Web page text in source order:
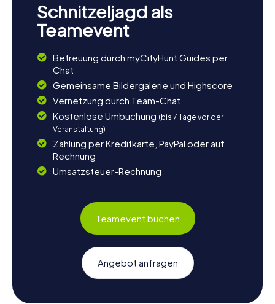
Schnitzeljagd als
Teamevent
Betreuung durch myCityHunt Guides per
Chat
Gemeinsame Bildergalerie und Highscore
Vernetzung durch Team-Chat
Kostenlose Umbuchung (bis 7 Tage vor der
Veranstaltung)
Zahlung per Kreditkarte, PayPal oder auf
Rechnung
Umsatzsteuer-Rechnung
Teamevent buchen
Angebot anfragen